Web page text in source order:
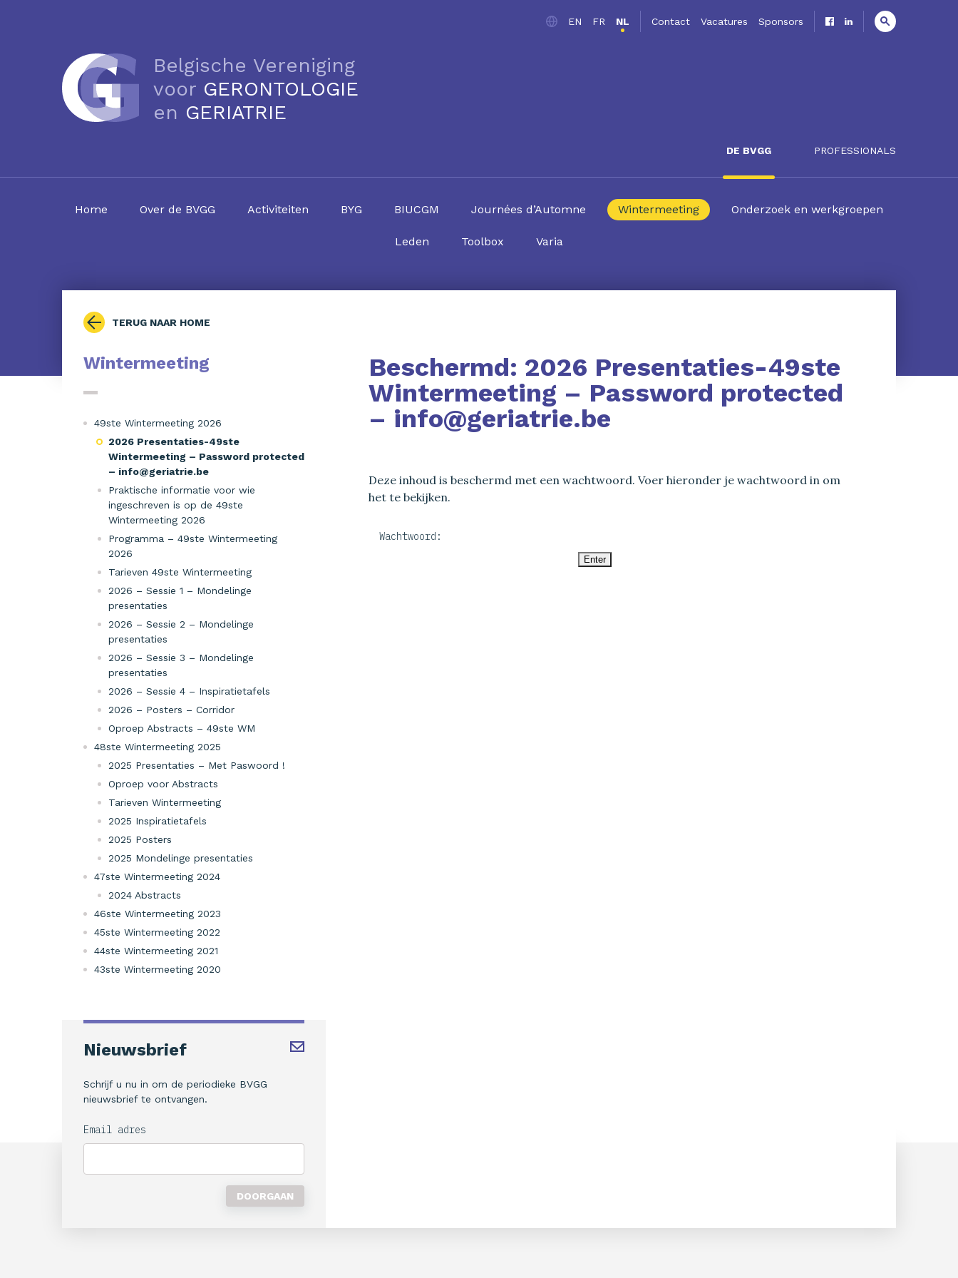
EN FR NL Contact Vacatures Sponsors
Belgische Vereniging
voor GERONTOLOGIE
en GERIATRIE
DE BVGG PROFESSIONALS
Home Over de BVGG Activiteiten BYG BIUCGM Journées d’Automne Wintermeeting Onderzoek en werkgroepen
Leden Toolbox Varia
TERUG NAAR HOME
Wintermeeting
49ste Wintermeeting 2026
2026 Presentaties-49ste
Wintermeeting – Password protected
– info@geriatrie.be
Praktische informatie voor wie
ingeschreven is op de 49ste
Wintermeeting 2026
Programma – 49ste Wintermeeting
2026
Tarieven 49ste Wintermeeting
2026 – Sessie 1 – Mondelinge
presentaties
2026 – Sessie 2 – Mondelinge
presentaties
2026 – Sessie 3 – Mondelinge
presentaties
2026 – Sessie 4 – Inspiratietafels
2026 – Posters – Corridor
Oproep Abstracts – 49ste WM
48ste Wintermeeting 2025
2025 Presentaties – Met Paswoord !
Oproep voor Abstracts
Tarieven Wintermeeting
2025 Inspiratietafels
2025 Posters
2025 Mondelinge presentaties
47ste Wintermeeting 2024
2024 Abstracts
46ste Wintermeeting 2023
45ste Wintermeeting 2022
44ste Wintermeeting 2021
43ste Wintermeeting 2020
Nieuwsbrief
Schrijf u nu in om de periodieke BVGG
nieuwsbrief te ontvangen.
Email adres
Beschermd: 2026 Presentaties-49ste
Wintermeeting – Password protected
– info@geriatrie.be
Deze inhoud is beschermd met een wachtwoord. Voer hieronder je wachtwoord in om
het te bekijken.
Wachtwoord: